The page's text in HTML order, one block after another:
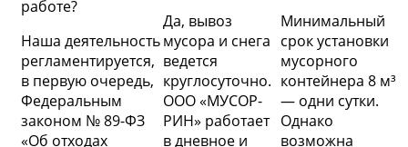
работе?
Наша деятельность
регламентируется,
в первую очередь,
Федеральным
законом № 89-ФЗ
«Об отходах
Да, вывоз
мусора и снега
ведется
круглосуточно.
ООО «МУСОР-
РИН» работает
в дневное и
Минимальный
срок установки
мусорного
контейнера 8 м³
— одни сутки.
Однако
возможна